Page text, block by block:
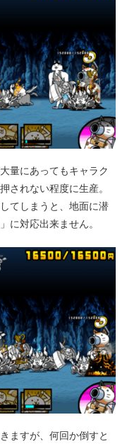
量にあってもキャラク
されない程度に生産。
てしまうと、地面に潜
に対応出来ません。
ますが、何回か倒すと